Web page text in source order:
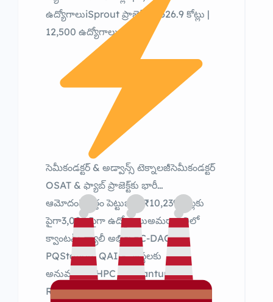
ఉద్యోగాలుiSprout ప్రాజెక్ట్ – ₹626.9 కోట్లు |
12,500 ఉద్యోగాలు
సెమీకండక్టర్ & అడ్వాన్స్ టెక్నాలజీసెమీకండక్టర్
OSAT & ఫ్యాబ్ ప్రాజెక్ట్‌కు భారీ
ఆమోదంమొత్తం పెట్టుబడి: ₹10,239 కోట్లకు
పైగా3,000 పైగా ఉద్యోగాలుఅమరావతిలో
క్వాంటమ్ వ్యాలీ అభివృద్ధిC-DAC,
PQStation, QAIG సంస్థలకు
అనుమతులుHPC & Quantum
Research కేంద్రాలు